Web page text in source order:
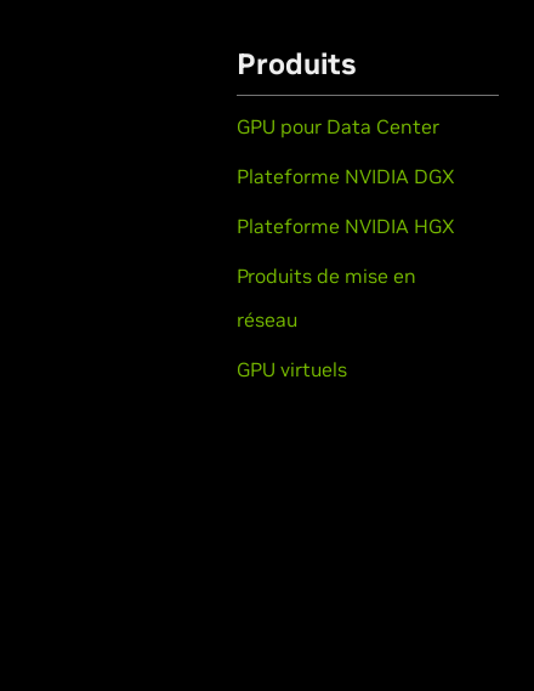
Produits
GPU pour Data Center
Plateforme NVIDIA DGX
Plateforme NVIDIA HGX
Produits de mise en
réseau
GPU virtuels